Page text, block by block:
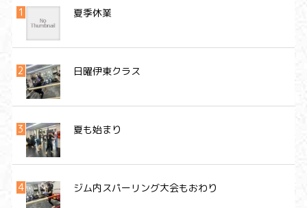
夏季休業
日曜伊東クラス
夏も始まり
ジム内スパーリング大会もおわり